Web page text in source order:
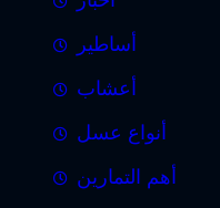
أساطير
أعشاب
أنواع عسل
أهم التمارين